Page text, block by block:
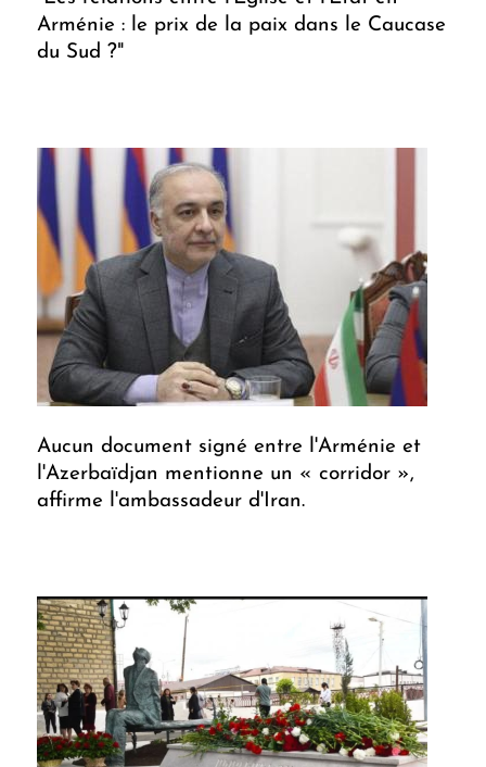
Arménie : le prix de la paix dans le Caucase
du Sud ?"
Aucun document signé entre l'Arménie et
l'Azerbaïdjan mentionne un « corridor »,
affirme l'ambassadeur d'Iran.